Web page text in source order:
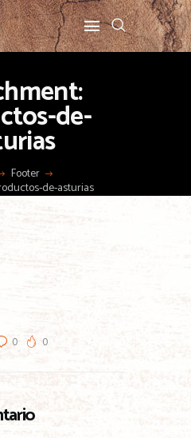
de-
Footer
de-asturias
astur
0 0